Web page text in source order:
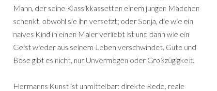
Mann, der seine Klassikkassetten einem jungen Mädchen
schenkt, obwohl sie ihn versetzt; oder Sonja, die wie ein
naives Kind in einen Maler verliebt ist und dann wie ein
Geist wieder aus seinem Leben verschwindet. Gute und
Böse gibt es nicht, nur Unvermögen oder Großzügigkeit.
Hermanns Kunst ist unmittelbar: direkte Rede, reale